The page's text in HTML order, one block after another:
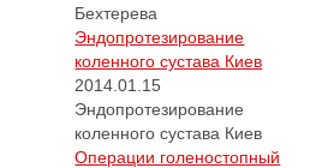
Бехтерева
Эндопротезирование
коленного сустава Киев
2014.01.15
Эндопротезирование
коленного сустава Киев
Операции голеностопный